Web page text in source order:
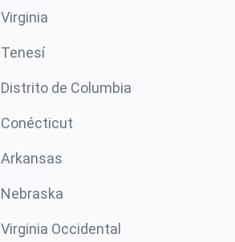
Virginia
Tenesí
Distrito de Columbia
Conécticut
Arkansas
Nebraska
Virginia Occidental